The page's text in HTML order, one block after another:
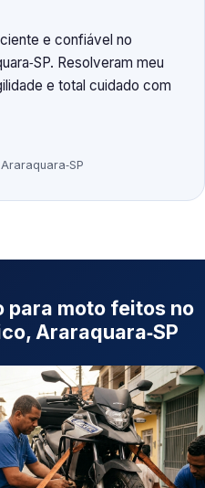
e confiável no
Resolveram meu
e total cuidado com
para moto feitos no
Araraquara‑SP